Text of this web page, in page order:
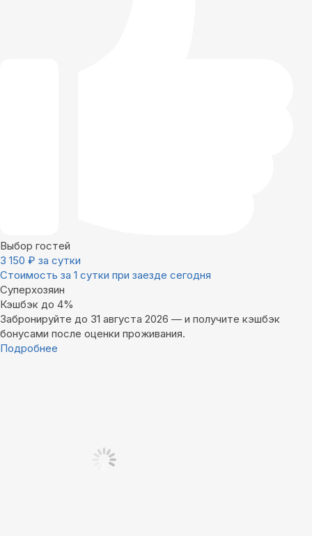
Выбор гостей
3 150 ₽ за сутки
Стоимость за 1 сутки при заезде сегодня
Суперхозяин
Кэшбэк до 4%
Забронируйте до 31 августа 2026 — и получите кэшбэк
бонусами после оценки проживания.
Подробнее